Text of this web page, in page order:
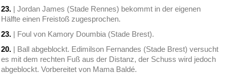
23. | Jordan James (Stade Rennes) bekommt in der eigenen
Hälfte einen Freistoß zugesprochen.
23. | Foul von Kamory Doumbia (Stade Brest).
20. | Ball abgeblockt. Edimilson Fernandes (Stade Brest) versucht
es mit dem rechten Fuß aus der Distanz, der Schuss wird jedoch
abgeblockt. Vorbereitet von Mama Baldé.